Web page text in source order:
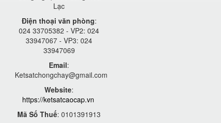
Lạc
Điện thoại văn phòng:
024 33705382 - VP2: 024
33947067 - VP3: 024
33947069
Email:
Ketsatchongchay@gmail.com
Website:
https://ketsatcaocap.vn
Mã Số Thuế: 0101391913